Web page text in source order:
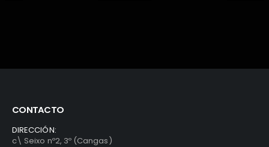
31,99€.10,95€. 44,95€.
CONTACTO
DIRECCIÓN:
c\ Seixo nº2, 3º (Cangas)